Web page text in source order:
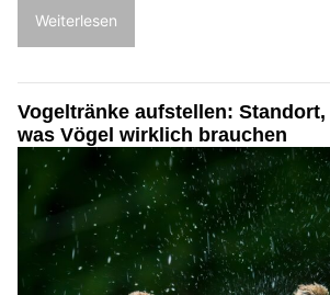
Weiterlesen
Vogeltränke aufstellen: Standort,
was Vögel wirklich brauchen